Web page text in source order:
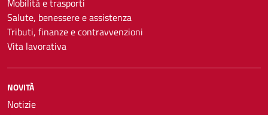
Mobilità e trasporti
Salute, benessere e assistenza
Tributi, finanze e contravvenzioni
Vita lavorativa
NOVITÀ
Notizie